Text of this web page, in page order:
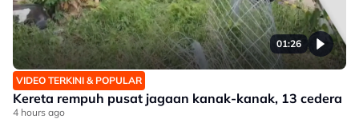
01:26
VIDEO TERKINI & POPULAR
Kereta rempuh pusat jagaan kanak-kanak, 13 cedera
4 hours ago